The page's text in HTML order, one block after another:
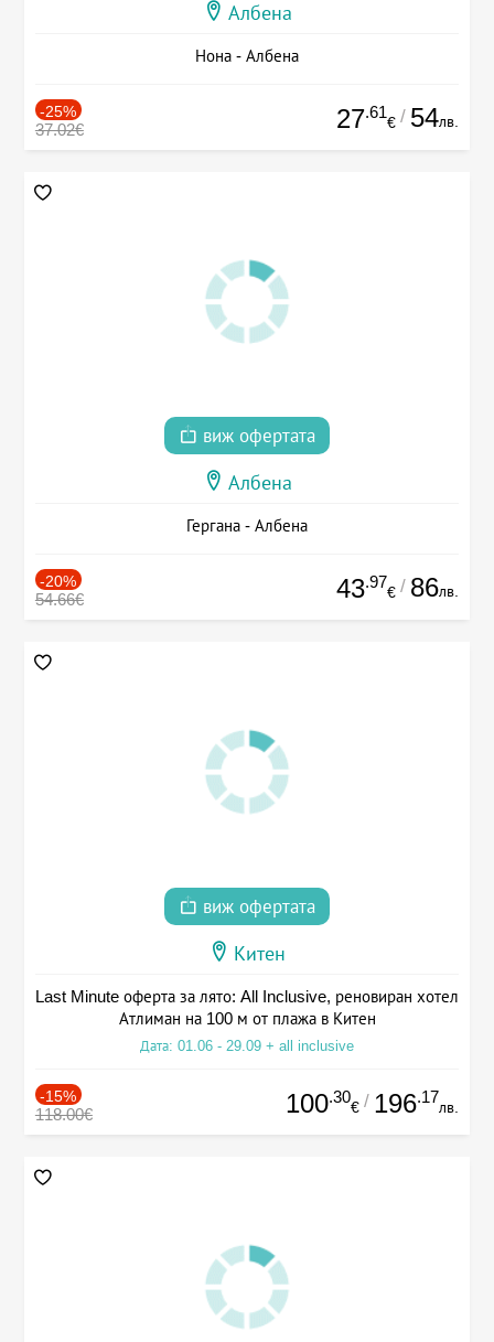
Албена
Нона - Албена
-25%
37.02€ 27.61
€ / 54лв.
виж офертата
Албена
Гергана - Албена
-20%
54.66€ 43.97
€ / 86лв.
виж офертата
Китен
Last Minute оферта за лято: All Inclusive, реновиран хотел
Атлиман на 100 м от плажа в Китен
Дата: 01.06 - 29.09 + all inclusive
-15%
118.00€ 100.30
€ / 196.17
лв.